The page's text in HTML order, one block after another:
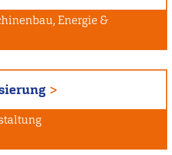
Energie &